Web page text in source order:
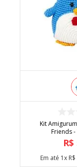
Kit
Friends
R$
Em até 1x R$